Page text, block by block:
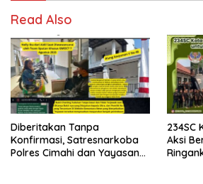
Read Also
Diberitakan Tanpa
Konfirmasi, Satresnarkoba
Polres Cimahi dan Yayasan
234SC
Aksi